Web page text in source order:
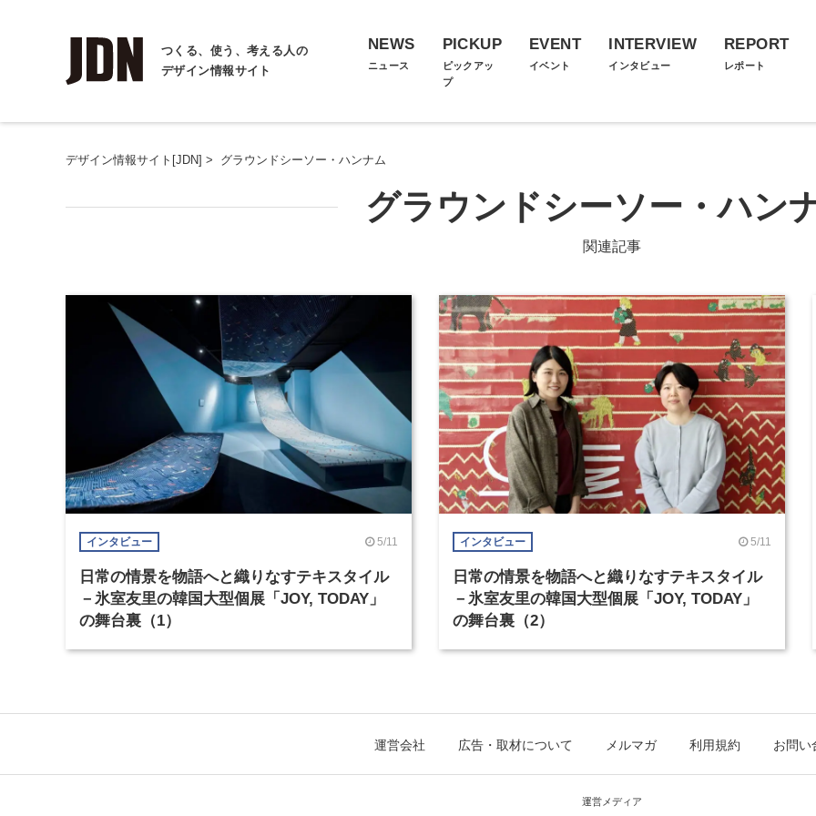
つくる、使う、考える人の
デザイン情報サイト
NEWS
ニュース
PICKUP
ピックアッ
プ
EVENT
イベント
INTERVIEW
インタビュー
REPORT
レポート
デザイン情報サイト[JDN] > グラウンドシーソー・ハンナム
グラウンドシーソー・ハン
関連記事
インタビュー 5/11
日常の情景を物語へと織りなすテキスタイル
－氷室友里の韓国大型個展「JOY, TODAY」
の舞台裏（1）
インタビュー 5/11
日常の情景を物語へと織りなすテキスタイル
－氷室友里の韓国大型個展「JOY, TODAY」
の舞台裏（2）
運営会社 広告・取材について メルマガ 利用規約 お問い
運営メディア